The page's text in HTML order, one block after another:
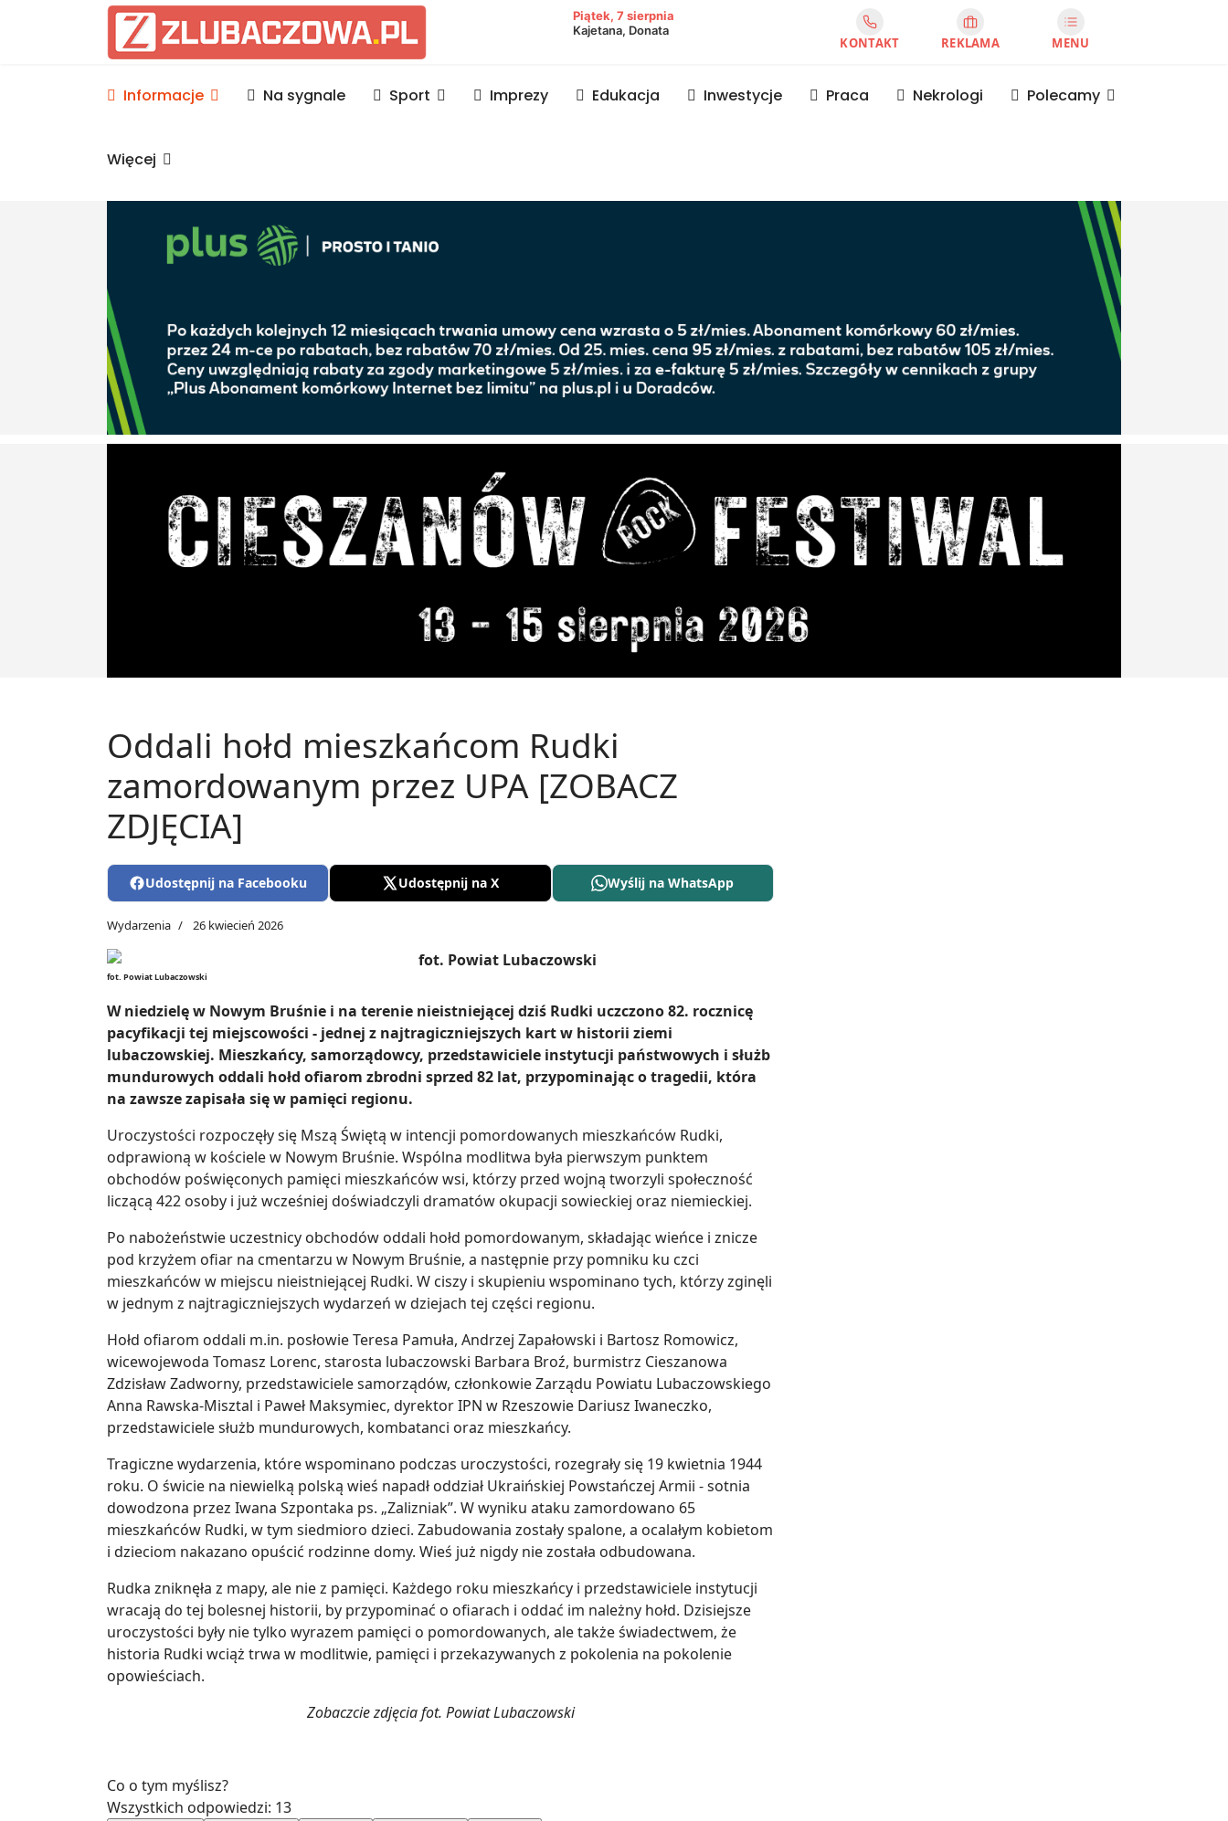
Informacje Lubaczów, powiat lubaczowski
Piątek, 7 sierpnia
Kajetana, Donata
KONTAKT REKLAMA MENU
Informacje Na sygnale Sport Imprezy Edukacja Inwestycje Praca Nekrologi Polecamy
Więcej
Oddali hołd mieszkańcom Rudki
zamordowanym przez UPA [ZOBACZ
ZDJĘCIA]
Udostępnij na Facebooku Udostępnij na X Wyślij na WhatsApp
Wydarzenia 26 kwiecień 2026
fot. Powiat Lubaczowski
W niedzielę w Nowym Bruśnie i na terenie nieistniejącej dziś Rudki uczczono 82. rocznicę
pacyfikacji tej miejscowości - jednej z najtragiczniejszych kart w historii ziemi
lubaczowskiej. Mieszkańcy, samorządowcy, przedstawiciele instytucji państwowych i służb
mundurowych oddali hołd ofiarom zbrodni sprzed 82 lat, przypominając o tragedii, która
na zawsze zapisała się w pamięci regionu.
Uroczystości rozpoczęły się Mszą Świętą w intencji pomordowanych mieszkańców Rudki,
odprawioną w kościele w Nowym Bruśnie. Wspólna modlitwa była pierwszym punktem
obchodów poświęconych pamięci mieszkańców wsi, którzy przed wojną tworzyli społeczność
liczącą 422 osoby i już wcześniej doświadczyli dramatów okupacji sowieckiej oraz niemieckiej.
Po nabożeństwie uczestnicy obchodów oddali hołd pomordowanym, składając wieńce i znicze
pod krzyżem ofiar na cmentarzu w Nowym Bruśnie, a następnie przy pomniku ku czci
mieszkańców w miejscu nieistniejącej Rudki. W ciszy i skupieniu wspominano tych, którzy zginęli
w jednym z najtragiczniejszych wydarzeń w dziejach tej części regionu.
Hołd ofiarom oddali m.in. posłowie Teresa Pamuła, Andrzej Zapałowski i Bartosz Romowicz,
wicewojewoda Tomasz Lorenc, starosta lubaczowski Barbara Broź, burmistrz Cieszanowa
Zdzisław Zadworny, przedstawiciele samorządów, członkowie Zarządu Powiatu Lubaczowskiego
Anna Rawska-Misztal i Paweł Maksymiec, dyrektor IPN w Rzeszowie Dariusz Iwaneczko,
przedstawiciele służb mundurowych, kombatanci oraz mieszkańcy.
Tragiczne wydarzenia, które wspominano podczas uroczystości, rozegrały się 19 kwietnia 1944
roku. O świcie na niewielką polską wieś napadł oddział Ukraińskiej Powstańczej Armii - sotnia
dowodzona przez Iwana Szpontaka ps. „Zalizniak”. W wyniku ataku zamordowano 65
mieszkańców Rudki, w tym siedmioro dzieci. Zabudowania zostały spalone, a ocalałym kobietom
i dzieciom nakazano opuścić rodzinne domy. Wieś już nigdy nie została odbudowana.
Rudka zniknęła z mapy, ale nie z pamięci. Każdego roku mieszkańcy i przedstawiciele instytucji
wracają do tej bolesnej historii, by przypominać o ofiarach i oddać im należny hołd. Dzisiejsze
uroczystości były nie tylko wyrazem pamięci o pomordowanych, ale także świadectwem, że
historia Rudki wciąż trwa w modlitwie, pamięci i przekazywanych z pokolenia na pokolenie
opowieściach.
Zobaczcie zdjęcia fot. Powiat Lubaczowski
Co o tym myślisz?
Wszystkich odpowiedzi: 13